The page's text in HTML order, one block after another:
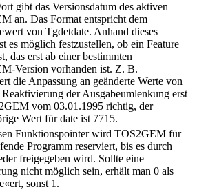
gibt das Versionsdatum des aktiven
an. Das Format entspricht dem
von Tgdetdate. Anhand dieses
es möglich festzustellen, ob ein Feature
das erst ab einer bestimmten
Version vorhanden ist. Z. B.
die Anpassung an geänderte Werte von
der Ausgabeumlenkung erst
vom 03.01.1995 richtig, der
Wert für date ist 7715.
Funktionspointer wird TOS2GEM für
Programm reserviert, bis es durch
freigegeben wird. Sollte eine
nicht möglich sein, erhält man 0 als
sonst 1.